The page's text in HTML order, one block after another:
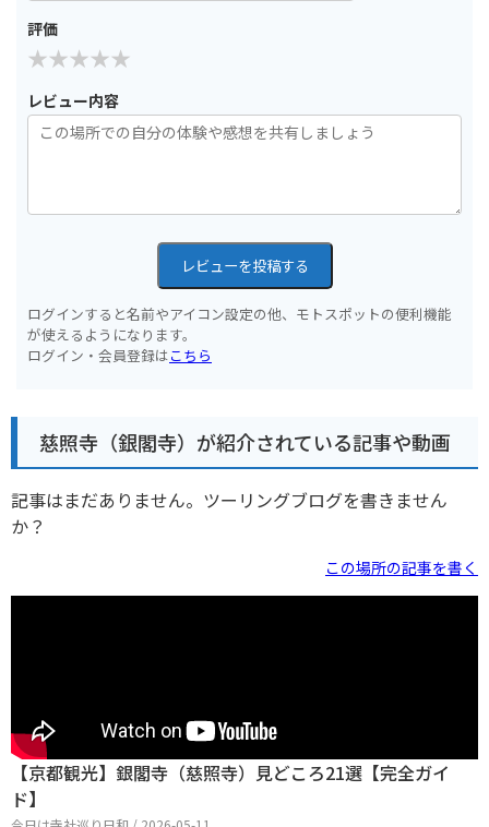
評価
レビュー内容
レビューを投稿する
ログインすると名前やアイコン設定の他、モトスポットの便利機能
が使えるようになります。
ログイン・会員登録はこちら
慈照寺（銀閣寺）が紹介されている記事や動画
記事はまだありません。ツーリングブログを書きません
か？
この場所の記事を書く
【京都観光】銀閣寺（慈照寺）見どころ21選【完全ガイ
ド】